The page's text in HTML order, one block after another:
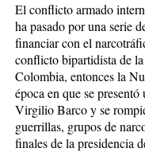
El conflicto armado
ha pasado por una serie
financiar con el
conflicto bipartidista de
Colombia, entonces la
época en que se
Virgilio Barco y se
guerrillas, grupos de
finales de la presidencia